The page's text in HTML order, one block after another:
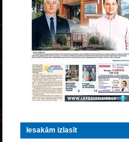
Iesakām izlasīt